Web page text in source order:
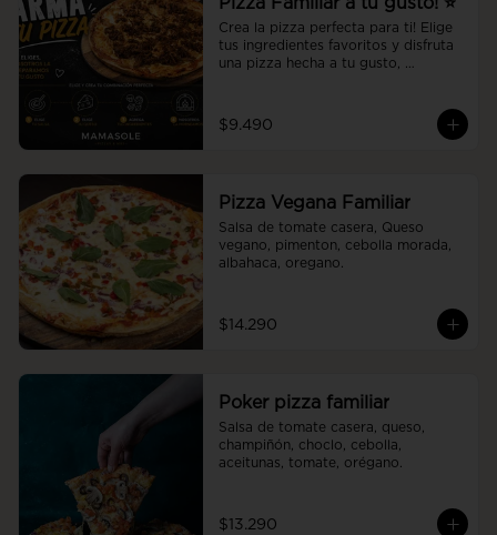
Crea la pizza perfecta para ti! Elige
tus ingredientes favoritos y disfruta
una pizza hecha a tu gusto,
$9.490
Pizza Vegana Familiar
Salsa de tomate casera, Queso
vegano, pimenton, cebolla morada,
albahaca, oregano.
$14.290
Poker pizza familiar
Salsa de tomate casera, queso,
champiñón, choclo, cebolla,
aceitunas, tomate, orégano.
$13.290